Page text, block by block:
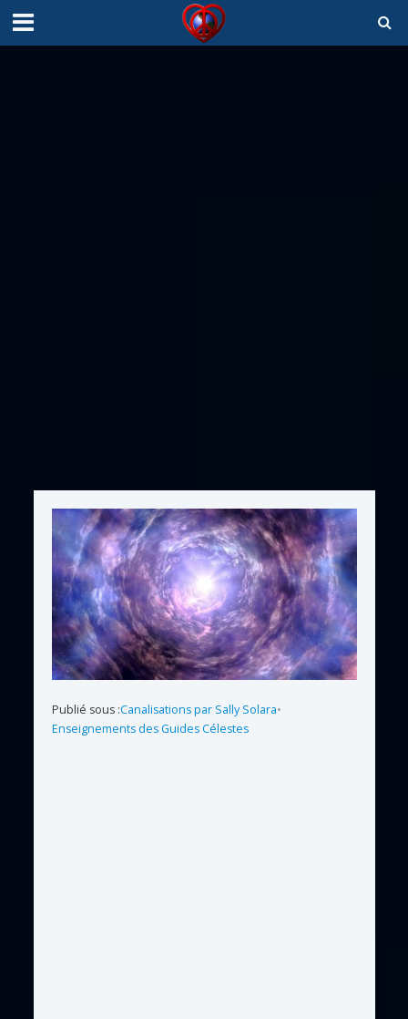
Publié sous :Canalisations par Sally Solara•
Enseignements des Guides Célestes